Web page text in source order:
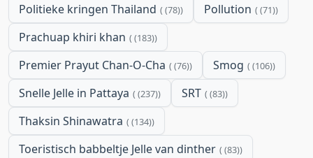
Politieke kringen Thailand (78) Pollution (71)
Prachuap khiri khan (183)
Premier Prayut Chan-O-Cha (76) Smog (106)
Snelle Jelle in Pattaya (237) SRT (83)
Thaksin Shinawatra (134)
Toeristisch babbeltje Jelle van dinther (83)